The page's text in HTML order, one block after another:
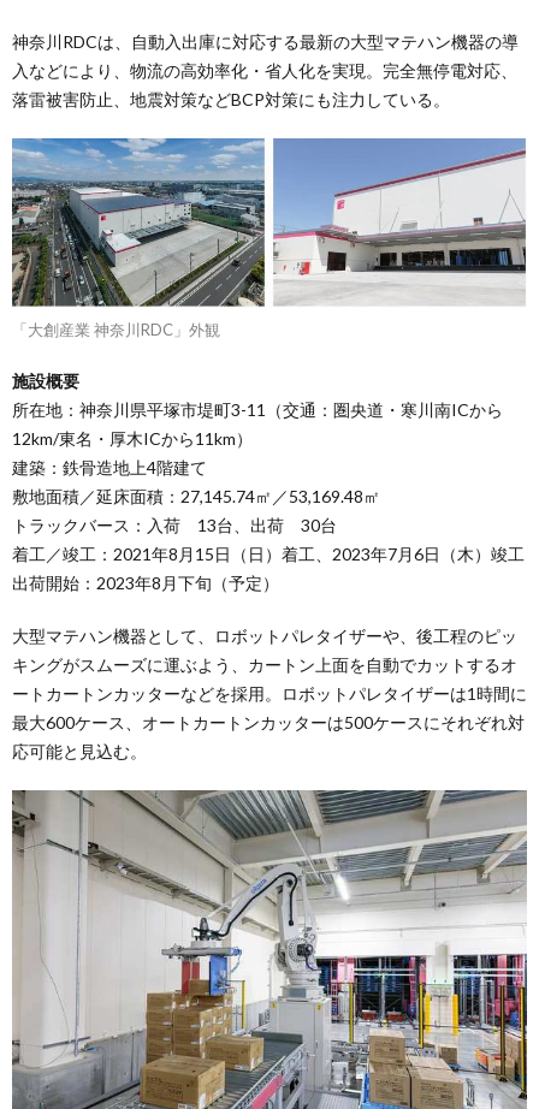
神奈川RDCは、自動入出庫に対応する最新の大型マテハン機器の導
入などにより、物流の高効率化・省人化を実現。完全無停電対応、
落雷被害防止、地震対策などBCP対策にも注力している。
「大創産業 神奈川RDC」外観
施設概要
所在地：神奈川県平塚市堤町3-11（交通：圏央道・寒川南ICから
12km/東名・厚木ICから11km）
建築：鉄骨造地上4階建て
敷地面積／延床面積：27,145.74㎡／53,169.48㎡
トラックバース：入荷 13台、出荷 30台
着工／竣工：2021年8月15日（日）着工、2023年7月6日（木）竣工
出荷開始：2023年8月下旬（予定）
大型マテハン機器として、ロボットパレタイザーや、後工程のピッ
キングがスムーズに運ぶよう、カートン上面を自動でカットするオ
ートカートンカッターなどを採用。ロボットパレタイザーは1時間に
最大600ケース、オートカートンカッターは500ケースにそれぞれ対
応可能と見込む。